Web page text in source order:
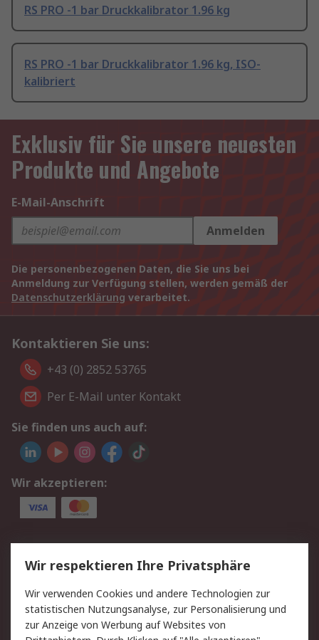
RS PRO -1 bar Druckkalibrator 1.96 kg
RS PRO -1 bar Druckkalibrator 1.96 kg, ISO-
kalibriert
Exklusiv für Sie unsere neuesten
Produkte und Angebote
E-Mail-Anschrift
Anmelden
Die personenbezogenen Daten, die Sie uns bei
Anmeldung zur Verfügung stellen, werden gemäß der
Datenschutzerklärung verarbeitet.
Kontaktieren Sie uns:
+43 (0) 2852 53765
Per E-Mail unter Kontakt
Sie finden uns auch auf:
Wir akzeptieren:
Service
Value Added Services
Lieferlösungen
Rücksendung/Entsorgung Kontakt
Hilfe
Wir respektieren Ihre Privatsphäre
Wir verwenden Cookies und andere Technologien zur
statistischen Nutzungsanalyse, zur Personalisierung und
zur Anzeige von Werbung auf Websites von